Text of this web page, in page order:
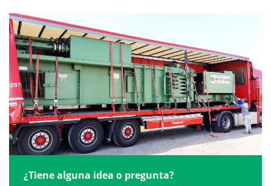
¿Tiene alguna idea o pregunta?